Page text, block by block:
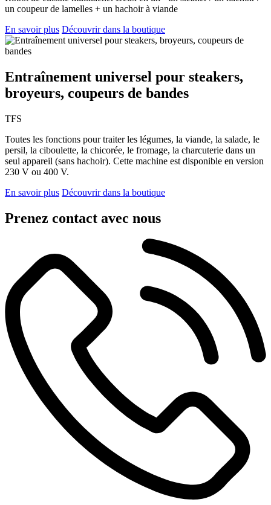
un coupeur de lamelles + un hachoir à viande
En savoir plus Découvrir dans la boutique
Entraînement universel pour steakers,
broyeurs, coupeurs de bandes
TFS
Toutes les fonctions pour traiter les légumes, la viande, la salade, le
persil, la ciboulette, la chicorée, le fromage, la charcuterie dans un
seul appareil (sans hachoir). Cette machine est disponible en version
230 V ou 400 V.
En savoir plus Découvrir dans la boutique
Prenez contact avec nous